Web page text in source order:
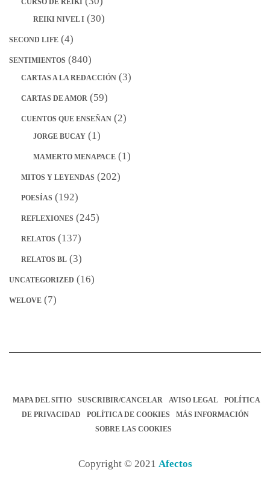
CURSO DE REIKI
REIKI NIVEL I (30)
SECOND LIFE (4)
SENTIMIENTOS (840)
CARTAS A LA REDACCIÓN (3)
CARTAS DE AMOR (59)
CUENTOS QUE ENSEÑAN (2)
JORGE BUCAY (1)
MAMERTO MENAPACE (1)
MITOS Y LEYENDAS (202)
POESÍAS (192)
REFLEXIONES (245)
RELATOS (137)
RELATOS BL (3)
UNCATEGORIZED (16)
WELOVE (7)
MAPA DEL SITIO SUSCRIBIR/CANCELAR AVISO LEGAL
POLÍTICA
DE PRIVACIDAD
POLÍTICA DE COOKIES
MÁS INFORMACIÓN
SOBRE LAS COOKIES
Copyright © 2021 Afectos